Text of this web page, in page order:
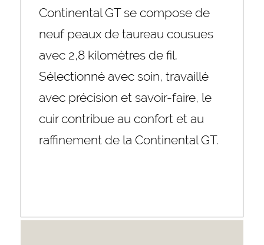
Continental GT se compose de
neuf peaux de taureau cousues
avec 2,8 kilomètres de fil.
Sélectionné avec soin, travaillé
avec précision et savoir-faire, le
cuir contribue au confort et au
raffinement de la Continental GT.